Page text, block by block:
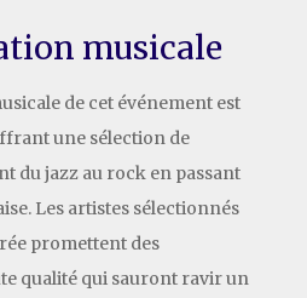
musicale
de cet événement est
une sélection de
du jazz au rock en passant
Les artistes sélectionnés
promettent des
qualité qui sauront ravir un